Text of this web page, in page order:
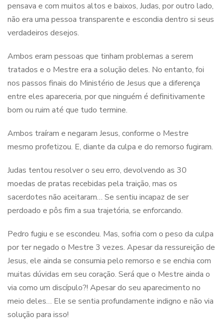
pensava e com muitos altos e baixos, Judas, por outro lado,
não era uma pessoa transparente e escondia dentro si seus
verdadeiros desejos.
Ambos eram pessoas que tinham problemas a serem
tratados e o Mestre era a solução deles. No entanto, foi
nos passos finais do Ministério de Jesus que a diferença
entre eles apareceria, por que ninguém é definitivamente
bom ou ruim até que tudo termine.
Ambos traíram e negaram Jesus, conforme o Mestre
mesmo profetizou. E, diante da culpa e do remorso fugiram.
Judas tentou resolver o seu erro, devolvendo as 30
moedas de pratas recebidas pela traição, mas os
sacerdotes não aceitaram… Se sentiu incapaz de ser
perdoado e pôs fim a sua trajetória, se enforcando.
Pedro fugiu e se escondeu. Mas, sofria com o peso da culpa
por ter negado o Mestre 3 vezes. Apesar da ressureição de
Jesus, ele ainda se consumia pelo remorso e se enchia com
muitas dúvidas em seu coração. Será que o Mestre ainda o
via como um discípulo?! Apesar do seu aparecimento no
meio deles… Ele se sentia profundamente indigno e não via
solução para isso!